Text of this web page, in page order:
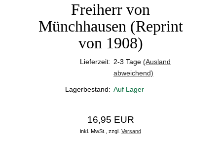
Freiherr von
Münchhausen (Reprint
von 1908)
Lieferzeit: 2-3 Tage (Ausland
abweichend)
Lagerbestand: Auf Lager
16,95 EUR
inkl. MwSt., zzgl. Versand